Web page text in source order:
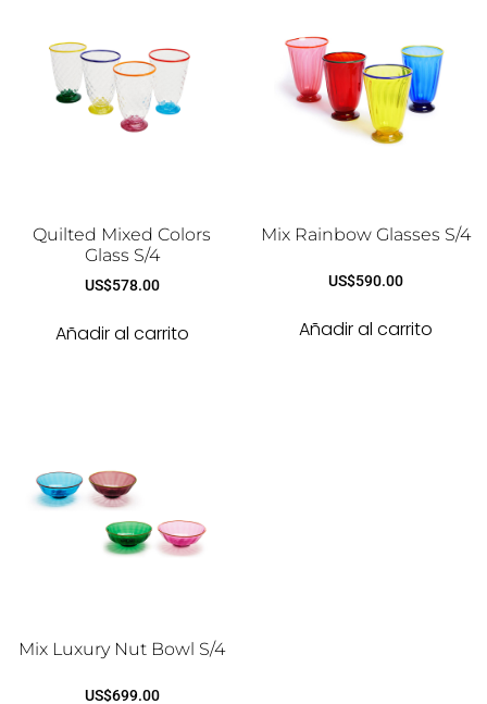
Quilted Mixed Colors
Glass S/4
US$578.00
Añadir al carrito
Mix Rainbow Glasses S/4
US$590.00
Añadir al carrito
Mix Luxury Nut Bowl S/4
US$699.00